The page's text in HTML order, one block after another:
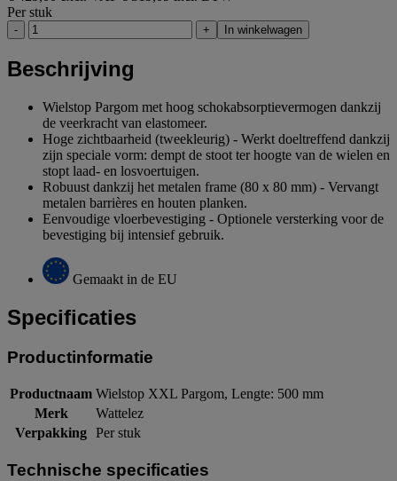
Per stuk
- + In winkelwagen
Beschrijving
Wielstop Pargom met hoog schokabsorptievermogen dankzij
de veerkracht van elastomeer.
Hoge zichtbaarheid (tweekleurig) - Werkt doeltreffend dankzij
zijn speciale vorm: dempt de stoot ter hoogte van de wielen en
stopt laad- en losvoertuigen.
Robuust dankzij het metalen frame (80 x 80 mm) - Vervangt
metalen barrières en houten planken.
Eenvoudige vloerbevestiging - Optionele versterking voor de
bevestiging bij intensief gebruik.
Gemaakt in de EU
Specificaties
Productinformatie
Productnaam Wielstop XXL Pargom, Lengte: 500 mm
Merk
Wattelez
Verpakking Per stuk
Technische specificaties